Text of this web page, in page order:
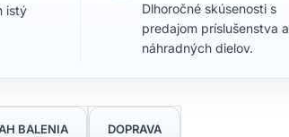
istý
Dlhoročné skúsenosti s
predajom príslušenstva a
náhradných dielov.
BALENIA DOPRAVA